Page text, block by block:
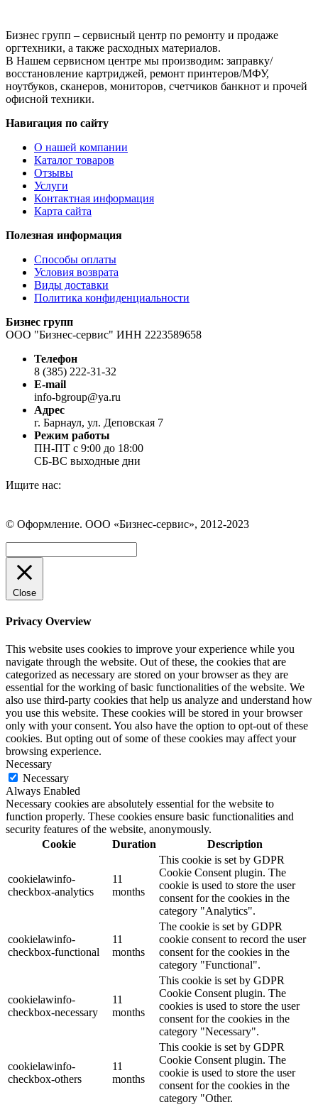
Бизнес групп – сервисный центр по ремонту и продаже
оргтехники, а также расходных материалов.
В Нашем сервисном центре мы производим: заправку/
восстановление картриджей, ремонт принтеров/МФУ,
ноутбуков, сканеров, мониторов, счетчиков банкнот и прочей
офисной техники.
Навигация по сайту
О нашей компании
Каталог товаров
Отзывы
Услуги
Контактная информация
Карта сайта
Полезная информация
Способы оплаты
Условия возврата
Виды доставки
Политика конфиденциальности
Бизнес групп
ООО "Бизнес-сервис" ИНН 2223589658
Телефон
8 (385) 222-31-32
E-mail
info-bgroup@ya.ru
Адрес
г. Барнаул, ул. Деповская 7
Режим работы
ПН-ПТ с 9:00 до 18:00
СБ-ВС выходные дни
Ищите нас:
Вконтакте
открывается
в
новом
окне
WhatsApp
открывается
в
новом
окне
Telegram
открывается
в
новом
окне
© Оформление. ООО «Бизнес-сервис», 2012-2023
Close
Privacy Overview
This website uses cookies to improve your experience while you
navigate through the website. Out of these, the cookies that are
categorized as necessary are stored on your browser as they are
essential for the working of basic functionalities of the website. We
also use third-party cookies that help us analyze and understand how
you use this website. These cookies will be stored in your browser
only with your consent. You also have the option to opt-out of these
cookies. But opting out of some of these cookies may affect your
browsing experience.
Necessary
Necessary
Always Enabled
Necessary cookies are absolutely essential for the website to
function properly. These cookies ensure basic functionalities and
security features of the website, anonymously.
Cookie
Duration Description
cookielawinfo-
checkbox-analytics
11
months
This cookie is set by GDPR
Cookie Consent plugin. The
cookie is used to store the user
consent for the cookies in the
category "Analytics".
cookielawinfo-
checkbox-functional
11
months
The cookie is set by GDPR
cookie consent to record the user
consent for the cookies in the
category "Functional".
cookielawinfo-
checkbox-necessary
11
months
This cookie is set by GDPR
Cookie Consent plugin. The
cookies is used to store the user
consent for the cookies in the
category "Necessary".
cookielawinfo-
checkbox-others
11
months
This cookie is set by GDPR
Cookie Consent plugin. The
cookie is used to store the user
consent for the cookies in the
category "Other.